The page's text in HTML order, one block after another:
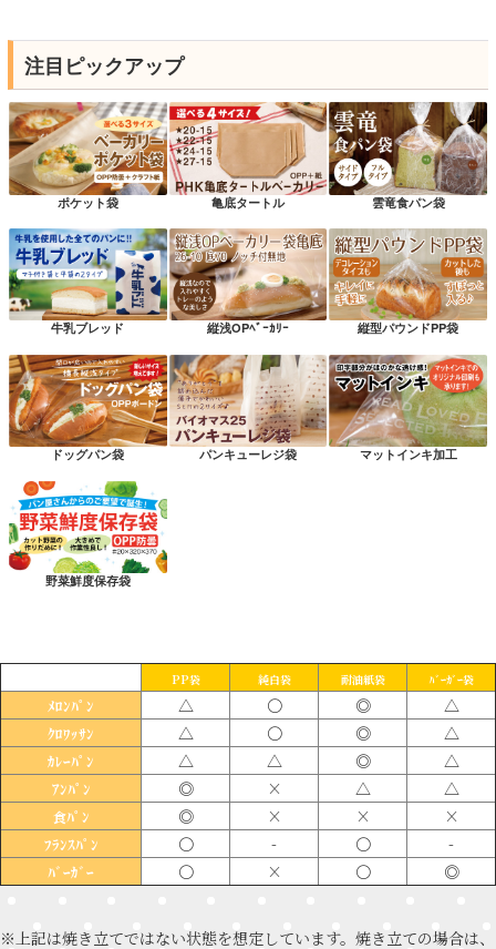
注目ピックアップ
ポケット袋 亀底タートル 雲竜食パン袋
牛乳ブレッド 縦浅OPﾍﾞｰｶﾘｰ 縦型パウンドPP袋
ドッグパン袋 パンキューレジ袋 マットインキ加工
野菜鮮度保存袋
PP袋 純白袋 耐油紙袋 ﾊﾞｰｶﾞｰ袋
ﾒﾛﾝﾊﾟﾝ △ 〇 ◎ △
ｸﾛﾜｯｻﾝ △ 〇 ◎ △
ｶﾚｰﾊﾟﾝ △ △ ◎ △
ｱﾝﾊﾟﾝ ◎ × △ △
食ﾊﾟﾝ ◎ × × ×
ﾌﾗﾝｽﾊﾟﾝ 〇 - 〇 -
ﾊﾞｰｶﾞｰ 〇 × 〇 ◎
※上記は焼き立てではない状態を想定しています。焼き立ての場合は、